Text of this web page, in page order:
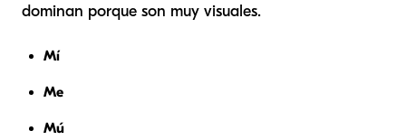
dominan porque son muy visuales.
Mí
Me
Mú